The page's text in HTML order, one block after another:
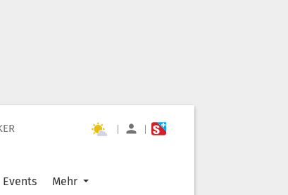
| |
Events Mehr